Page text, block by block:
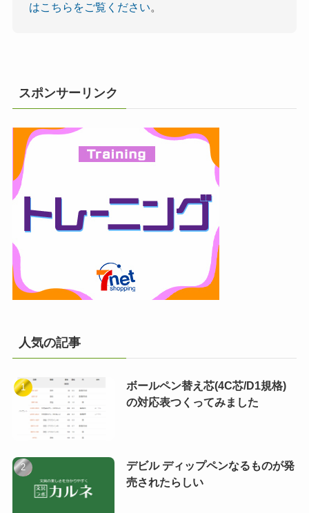
はこちらをご覧ください。
スポンサーリンク
人気の記事
ボールペン替え芯(4C芯/D1規格)
の対応表つくってみました
デビル ディップペンなるものが発
売されたらしい